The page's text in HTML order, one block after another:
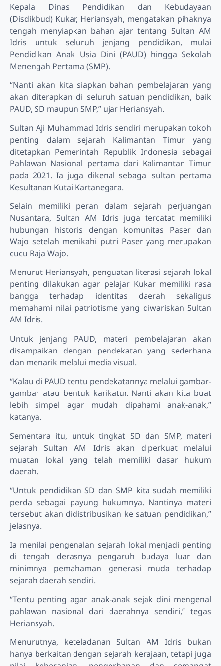
Kepala Dinas Pendidikan dan Kebudayaan
(Disdikbud) Kukar, Heriansyah, mengatakan pihaknya
tengah menyiapkan bahan ajar tentang Sultan AM
Idris untuk seluruh jenjang pendidikan, mulai
Pendidikan Anak Usia Dini (PAUD) hingga Sekolah
Menengah Pertama (SMP).
“Nanti akan kita siapkan bahan pembelajaran yang
akan diterapkan di seluruh satuan pendidikan, baik
PAUD, SD maupun SMP,” ujar Heriansyah.
Sultan Aji Muhammad Idris sendiri merupakan tokoh
penting dalam sejarah Kalimantan Timur yang
ditetapkan Pemerintah Republik Indonesia sebagai
Pahlawan Nasional pertama dari Kalimantan Timur
pada 2021. Ia juga dikenal sebagai sultan pertama
Kesultanan Kutai Kartanegara.
Selain memiliki peran dalam sejarah perjuangan
Nusantara, Sultan AM Idris juga tercatat memiliki
hubungan historis dengan komunitas Paser dan
Wajo setelah menikahi putri Paser yang merupakan
cucu Raja Wajo.
Menurut Heriansyah, penguatan literasi sejarah lokal
penting dilakukan agar pelajar Kukar memiliki rasa
bangga terhadap identitas daerah sekaligus
memahami nilai patriotisme yang diwariskan Sultan
AM Idris.
Untuk jenjang PAUD, materi pembelajaran akan
disampaikan dengan pendekatan yang sederhana
dan menarik melalui media visual.
“Kalau di PAUD tentu pendekatannya melalui gambar-
gambar atau bentuk karikatur. Nanti akan kita buat
lebih simpel agar mudah dipahami anak-anak,”
katanya.
Sementara itu, untuk tingkat SD dan SMP, materi
sejarah Sultan AM Idris akan diperkuat melalui
muatan lokal yang telah memiliki dasar hukum
daerah.
“Untuk pendidikan SD dan SMP kita sudah memiliki
perda sebagai payung hukumnya. Nantinya materi
tersebut akan didistribusikan ke satuan pendidikan,”
jelasnya.
Ia menilai pengenalan sejarah lokal menjadi penting
di tengah derasnya pengaruh budaya luar dan
minimnya pemahaman generasi muda terhadap
sejarah daerah sendiri.
“Tentu penting agar anak-anak sejak dini mengenal
pahlawan nasional dari daerahnya sendiri,” tegas
Heriansyah.
Menurutnya, keteladanan Sultan AM Idris bukan
hanya berkaitan dengan sejarah kerajaan, tetapi juga